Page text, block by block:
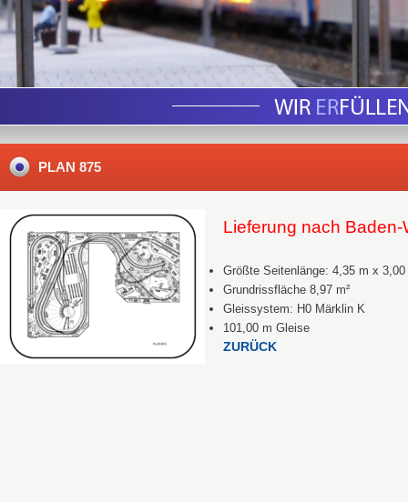
PLAN 875
Lieferung nach
Größte Seitenlänge: 4,35 m x
Grundrissfläche 8,97 m²
Gleissystem: H0 Märklin K
101,00 m Gleise
ZURÜCK